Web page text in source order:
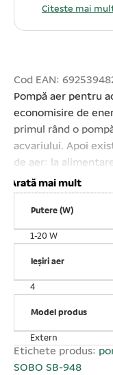
Citeste mai
Cod EAN:
Pompă aer pentru
economisire de
primul rând o
acvariului. Apoi
de aer: la
perdelelor de aer,
de apă în acvariu.
excelente, un
funcționare foarte
labirint intern ce
așează în exterior,
Pentru o
așezați pe un
instalația de
furtun de plastic.
butonului. Ușor de
Debit de aer: 4*3 L/
Arată mai mult
Putere (W)
1-20 W
Ieșiri aer
4
Model produs
Extern
Etichete produs:
SOBO SB-948